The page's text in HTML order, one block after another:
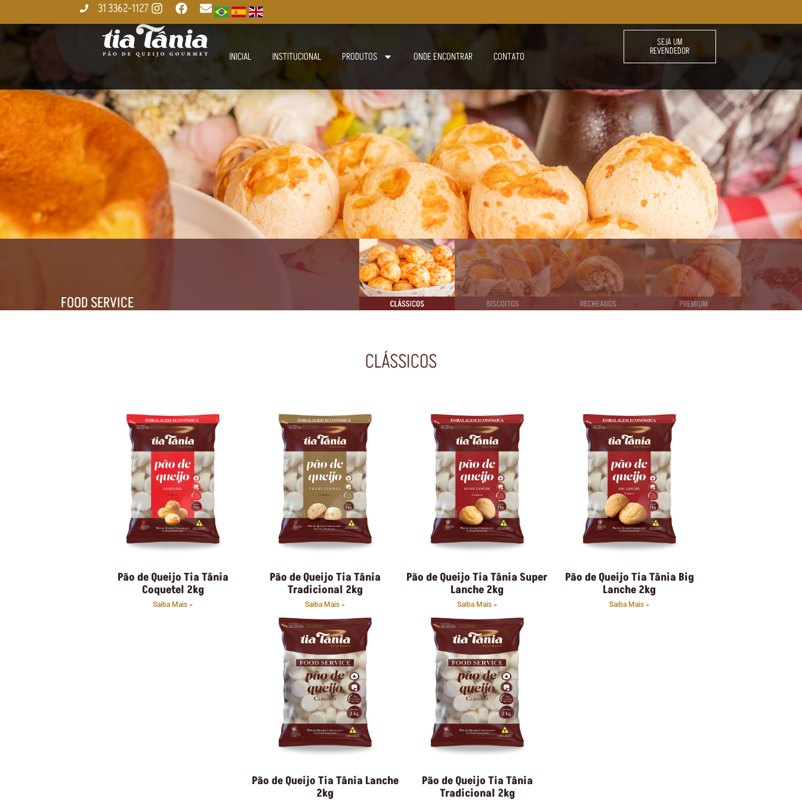
31 3362-1127
INICIAL INSTITUCIONAL PRODUTOS ONDE ENCONTRAR CONTATO
SEJA UM
REVENDEDOR
FOOD SERVICE
CLÁSSICOS
Pão de Queijo Tia Tânia
Coquetel 2kg
Saiba Mais »
Pão de Queijo Tia Tânia
Tradicional 2kg
Saiba Mais »
Pão de Queijo Tia Tânia Super
Lanche 2kg
Saiba Mais »
Pão de Queijo Tia Tânia Big
Lanche 2kg
Saiba Mais »
Pão de Queijo Tia Tânia Lanche
2kg
Pão de Queijo Tia Tânia
Tradicional 2kg